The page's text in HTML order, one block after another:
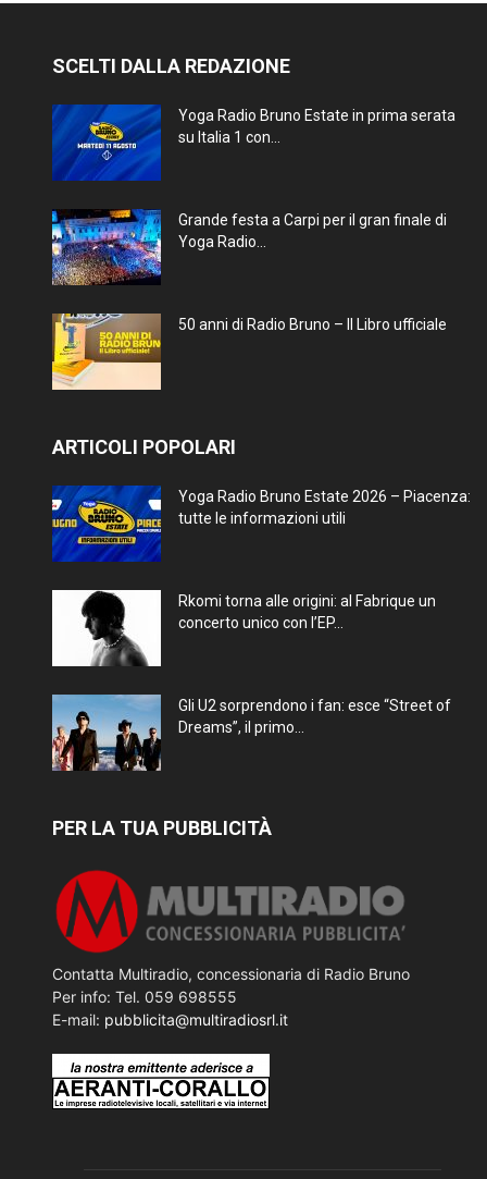
SCELTI DALLA REDAZIONE
Yoga Radio Bruno Estate in prima serata
su Italia 1 con...
Grande festa a Carpi per il gran finale di
Yoga Radio...
50 anni di Radio Bruno – Il Libro ufficiale
ARTICOLI POPOLARI
Yoga Radio Bruno Estate 2026 – Piacenza:
tutte le informazioni utili
Rkomi torna alle origini: al Fabrique un
concerto unico con l’EP...
Gli U2 sorprendono i fan: esce “Street of
Dreams”, il primo...
PER LA TUA PUBBLICITÀ
Contatta Multiradio, concessionaria di Radio Bruno
Per info: Tel. 059 698555
E-mail: pubblicita@multiradiosrl.it